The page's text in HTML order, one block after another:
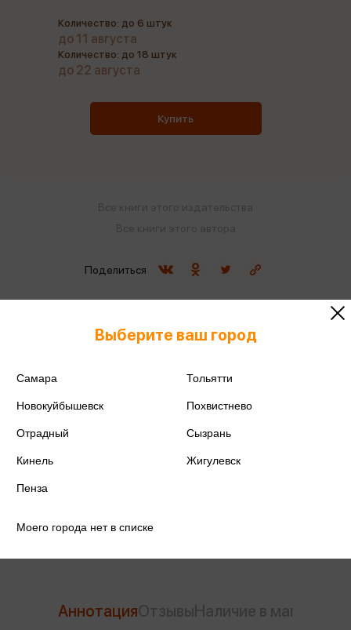
Издательство
Год издания
Количество: до 6 штук
до 11 августа
Количество: до 18 штук
до 22 августа
Купить
Поделиться
Аннотация
Выберите ваш город
Самара Тольятти
Новокуйбышевск Похвистнево
Отрадный Сызрань
Кинель Жигулевск
Пенза
Моего города нет в списке